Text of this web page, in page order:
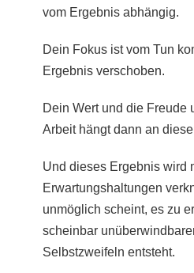
vom Ergebnis abhängig.
Dein Fokus ist vom Tun
Ergebnis verschoben.
Dein Wert und die Freude
Arbeit hängt dann an
Und dieses Ergebnis wird
Erwartungshaltungen
unmöglich scheint, es zu
scheinbar
Selbstzweifeln entsteht.